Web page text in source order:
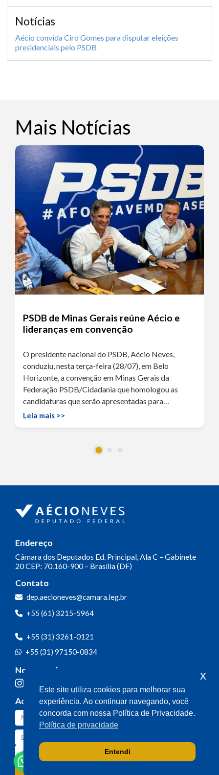
Notícias
Aécio convida Ciro Gomes para disputar eleições
presidenciais pelo PSDB
Mais Notícias
PSDB de Minas Gerais reúne Aécio e
lideranças em convenção
O presidente nacional do PSDB, Aécio Neves,
conduziu, nesta terça-feira (28/07), em Belo
Horizonte, a convenção em Minas Gerais da
Federação PSDB/Cidadania que homologou as
candidaturas que serão apresentadas para…
Leia mais >>
Endereço
Câmara dos Deputados Ed. Principal, Ala C – Gabinete
20CEP: 70.160-900 – Brasília (DF)
Contato
dep.aecioneves@camara.leg.br
+55 (61) 3215-5964
+55 (31) 3261-0121
+55 (31) 97150-0834
Nossas redes
Acompanhe o meu mandato
Este site utiliza cookies para melhorar sua
experiência. Ao continuar navegando, você
concorda com nossa Política de Privacidade.
Política de privacidade
Entendi
x